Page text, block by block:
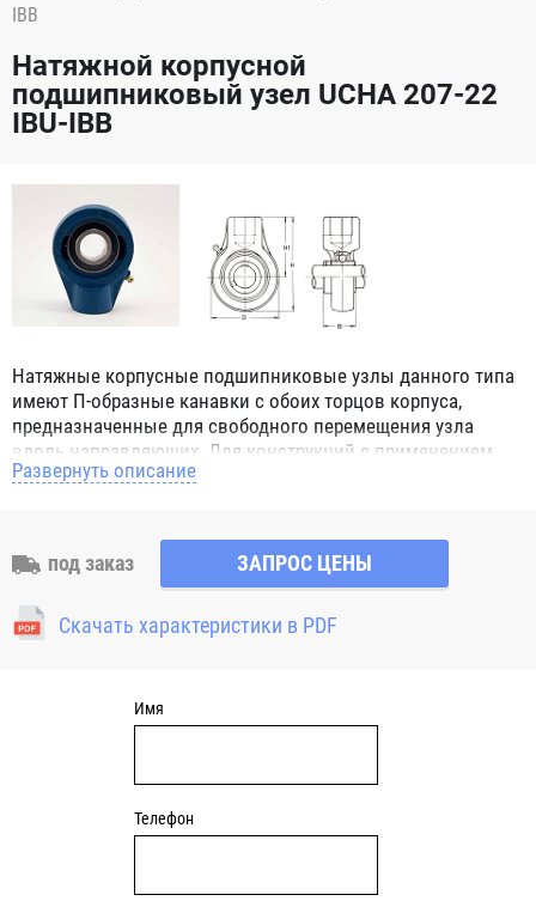
IBB
Натяжной корпусной
подшипниковый узел UCHA 207-22
IBU-IBB
Натяжные корпусные подшипниковые узлы данного типа
имеют П-образные канавки с обоих торцов корпуса,
предназначенные для свободного перемещения узла
вдоль направляющих. Для конструкций с применением
данного узла нет ограничений, даже если вал вращается
наружное сферическое кольцо и благодаря этому обладает
свойством самоцентрирования. Корпусной
подшипниковый узел натяжного типа может применяться
там, где требуется регулировать расстояние между валом и
натяжения приводных ремней и зубчатых передачах)
Развернуть описание
под заказ ЗАПРОС ЦЕНЫ
Скачать характеристики в PDF
Имя
Телефон